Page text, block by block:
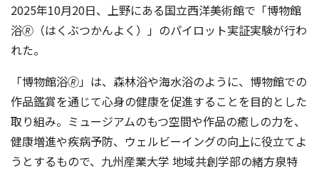
2025年10月20日、上野にある国立西洋美術館で「博物館
浴🄬（はくぶつかんよく）」のパイロット実証実験が行わ
れた。
「博物館浴🄬」は、森林浴や海水浴のように、博物館での
作品鑑賞を通じて心身の健康を促進することを目的とした
取り組み。ミュージアムのもつ空間や作品の癒しの力を、
健康増進や疾病予防、ウェルビーイングの向上に役立てよ
うとするもので、九州産業大学 地域共創学部の緒方泉特